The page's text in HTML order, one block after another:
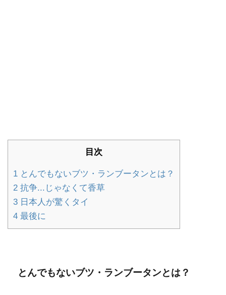
目次
1 とんでもないブツ・ランブータンとは？
2 抗争...じゃなくて香草
3 日本人が驚くタイ
4 最後に
とんでもないブツ・ランブータンとは？